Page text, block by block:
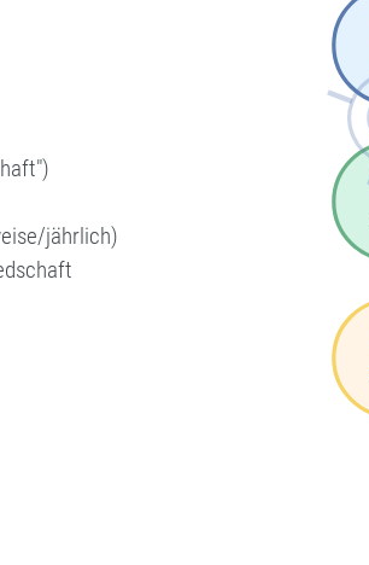
jährlich)